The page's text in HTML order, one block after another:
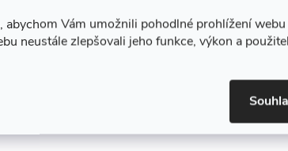
abychom Vám umožnili pohodlné prohlížení
neustále zlepšovali jeho funkce, výkon a
a
nohou během